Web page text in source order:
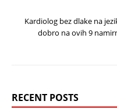
Kardiolog bez dlake na
dobro na ovih 9
RECENT POSTS